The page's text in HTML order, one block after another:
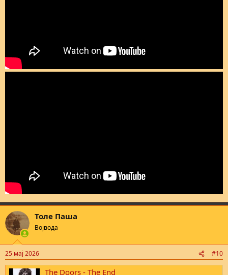
Толе Паша
Војвода
25 мај 2026 #10
The Doors - The End